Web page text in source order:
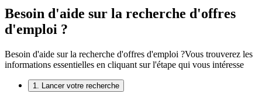
Besoin d'aide sur la recherche d'offres
d'emploi ?
Besoin d'aide sur la recherche d'offres d'emploi ?Vous trouverez les
informations essentielles en cliquant sur l'étape qui vous intéresse
1. Lancer votre recherche